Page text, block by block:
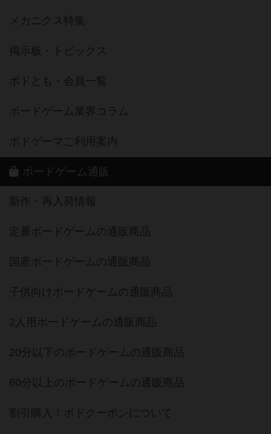
メカニクス特集
掲示板・トピックス
ボドとも・会員一覧
ボードゲーム業界コラム
ボドゲーマご利用案内
ボードゲーム通販
新作・再入荷情報
定番ボードゲームの通販商品
国産ボードゲームの通販商品
子供向けボードゲームの通販商品
2人用ボードゲームの通販商品
20分以下のボードゲームの通販商品
60分以上のボードゲームの通販商品
割引購入！ボドクーポンについて